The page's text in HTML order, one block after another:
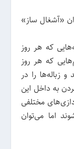
«آشغال ساز»
که هر روز
که هر روز
را در
به داخل این
مختلفی
اما می‌توان